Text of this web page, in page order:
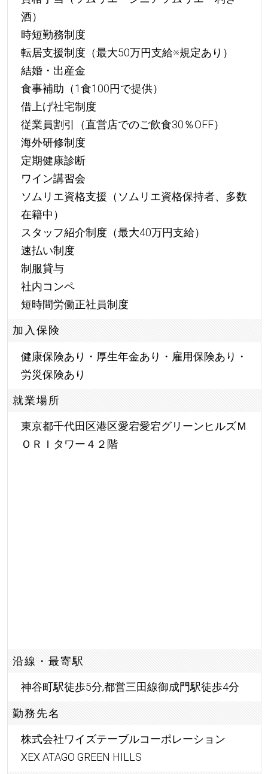
酒）
時短勤務制度
転居支援制度（最大50万円支給※規定あり）
結婚・出産金
食事補助（1食100円で提供）
借上げ社宅制度
従業員割引（直営店でのご飲食30％OFF）
海外研修制度
定期健康診断
ワイン講習会
ソムリエ資格支援（ソムリエ資格保持者、多数
在籍中）
スタッフ紹介制度（最大40万円支給）
速払い制度
制服貸与
社内コンペ
短時間労働正社員制度
加入保険
健康保険あり・厚生年金あり・雇用保険あり・
労災保険あり
就業場所
東京都千代田区港区愛宕愛宕グリーンヒルズＭ
ＯＲＩタワー４２階
沿線・最寄駅
神谷町駅徒歩5分,都営三田線御成門駅徒歩4分
勤務先名
株式会社ワイズテーブルコーポレーション
XEX ATAGO GREEN HILLS